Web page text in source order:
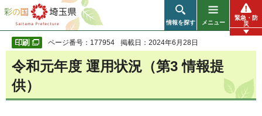
彩の国 埼玉県
情報を探す メニュー
緊急・防
災
ページ番号：177954 掲載日：2024年6月28日
令和元年度 運用状況（第3 情報提
供）